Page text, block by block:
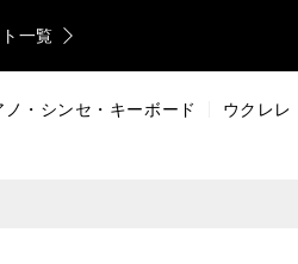
一覧
ノ・シンセ・キーボード ウクレレ